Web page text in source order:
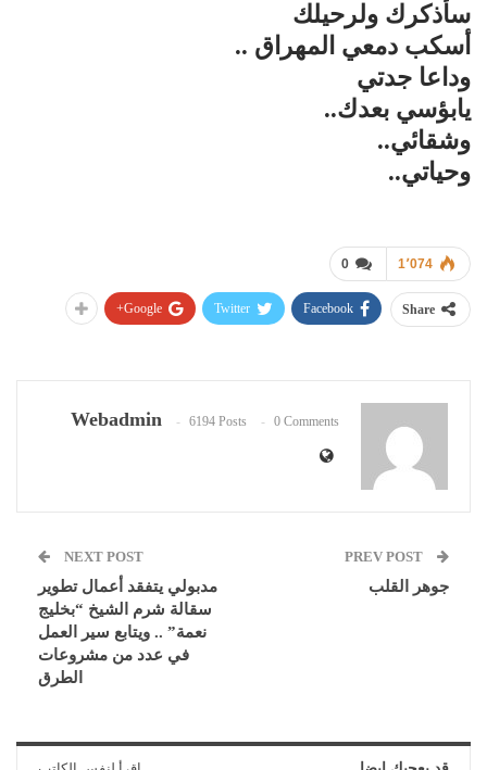
سأذكرك ولرحيلك
أسكب دمعي المهراق ..
وداعا جدتي
يابؤسي بعدك..
وشقائي..
وحياتي..
0 1٬074
Share
Facebook
Twitter
Google+
Webadmin 6194 Posts 0 Comments
جوهر القلب
NEXT POST
مدبولي يتفقد أعمال تطوير
سقالة شرم الشيخ “بخليج
نعمة” .. ويتابع سير العمل
في عدد من مشروعات
الطرق